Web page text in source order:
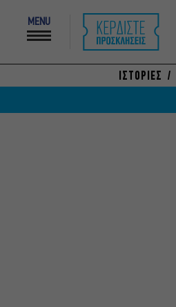
MENU
ΙΣΤΟΡΙΕΣ